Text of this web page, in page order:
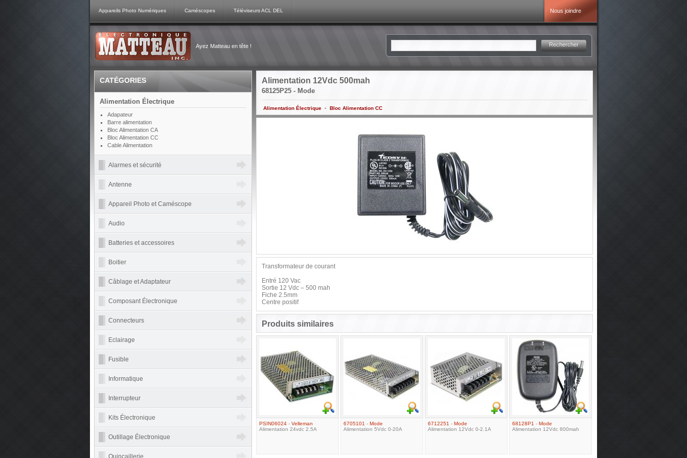
Appareils Photo Numériques Caméscopes Téléviseurs ACL DEL Nous joindre
Ayez Matteau en tête ! Rechercher
Alimentation 12Vdc 500mah
68125P25 - Mode
Alimentation Électrique - Bloc Alimentation CC
Transformateur de courant
Entré 120 Vac
Sortie 12 Vdc – 500 mah
Fiche 2.5mm
Centre positif
Produits similaires
PSIN06024 - Velleman
Alimentation 24vdc 2.5A
6705101 - Mode
Alimentation 5Vdc 0-20A
6712251 - Mode
Alimentation 12Vdc 0-2.1A
68128P1 - Mode
Alimentation 12Vdc 800mah
CATÉGORIES
Alimentation Électrique
Adapateur
Barre alimentation
Bloc Alimentation CA
Bloc Alimentation CC
Cable Alimentation
Alarmes et sécurité
Antenne
Appareil Photo et Caméscope
Audio
Batteries et accessoires
Boitier
Câblage et Adaptateur
Composant Électronique
Connecteurs
Eclairage
Fusible
Informatique
Interrupteur
Kits Électronique
Outillage Électronique
Quincaillerie